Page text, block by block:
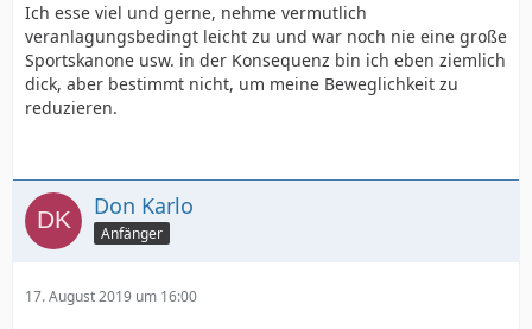
Ich esse viel und gerne, nehme vermutlich
veranlagungsbedingt leicht zu und war noch nie eine große
Sportskanone usw. in der Konsequenz bin ich eben ziemlich
dick, aber bestimmt nicht, um meine Beweglichkeit zu
reduzieren.
Don Karlo
Anfänger
17. August 2019 um 16:00